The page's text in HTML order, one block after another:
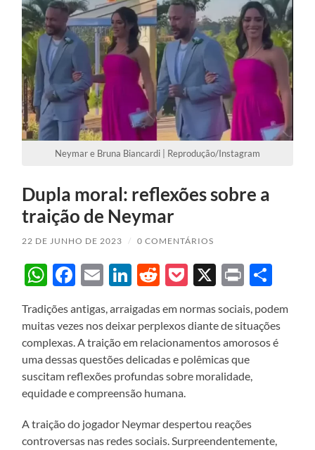
Neymar e Bruna Biancardi | Reprodução/Instagram
Dupla moral: reflexões sobre a
traição de Neymar
22 DE JUNHO DE 2023 / 0 COMENTÁRIOS
WhatsApp
Facebook
EmailLinkedIn
Reddit
Pocket
X Print
Tradições antigas, arraigadas em normas sociais, podem
muitas vezes nos deixar perplexos diante de situações
complexas. A traição em relacionamentos amorosos é
uma dessas questões delicadas e polêmicas que
suscitam reflexões profundas sobre moralidade,
equidade e compreensão humana.
A traição do jogador Neymar despertou reações
controversas nas redes sociais. Surpreendentemente,